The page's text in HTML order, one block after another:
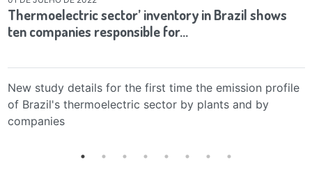
Thermoelectric sector’ inventory in Brazil shows
ten companies responsible for…
New study details for the first time the emission profile
of Brazil's thermoelectric sector by plants and by
companies